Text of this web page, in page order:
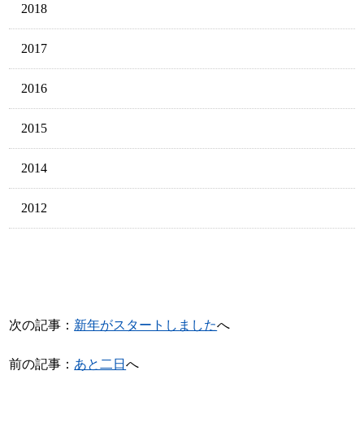
2018
2017
2016
2015
2014
2012
次の記事： 新年がスタートしましたへ
前の記事： あと二日へ